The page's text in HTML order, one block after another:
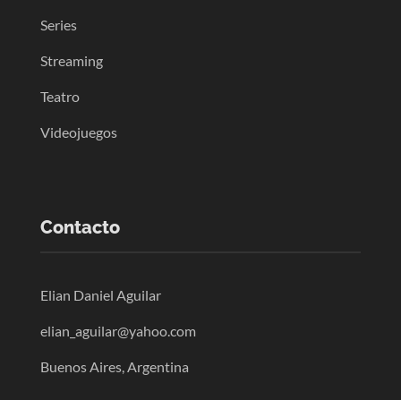
Series
Streaming
Teatro
Videojuegos
Contacto
Elian Daniel Aguilar
elian_aguilar@yahoo.com
Buenos Aires, Argentina